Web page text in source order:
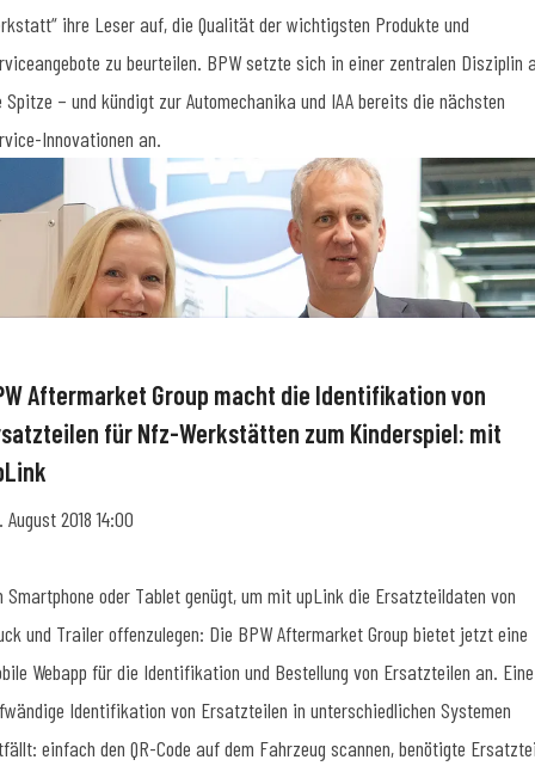
ihre Leser auf, die Qualität der wichtigsten Produkte und
zu beurteilen. BPW setzte sich in einer zentralen Disziplin
Spitze – und kündigt zur Automechanika und IAA bereits die nächsten
Innovationen an.
Aftermarket Group macht die Identifikation von
für Nfz-Werkstätten zum Kinderspiel: mit
August 2018 14:00
Smartphone oder Tablet genügt, um mit upLink die Ersatzteildaten von
und Trailer offenzulegen: Die BPW Aftermarket Group bietet jetzt eine
Webapp für die Identifikation und Bestellung von Ersatzteilen an. Eine
Identifikation von Ersatzteilen in unterschiedlichen Systemen
einfach den QR-Code auf dem Fahrzeug scannen, benötigte